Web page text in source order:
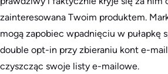
zainteresowana Twoim produktem.
mogą zapobiec wpadnięciu w pułapkę
double opt-in przy zbieraniu kont e-
czyszcząc swoje listy e-mailowe.